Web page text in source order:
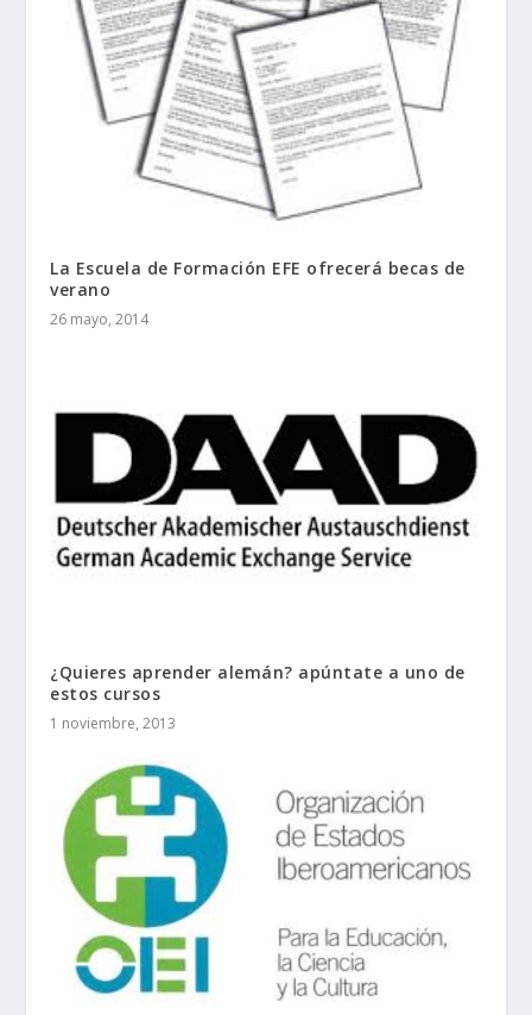
La Escuela de Formación EFE ofrecerá becas de
verano
26 mayo, 2014
¿Quieres aprender alemán? apúntate a uno de
estos cursos
1 noviembre, 2013